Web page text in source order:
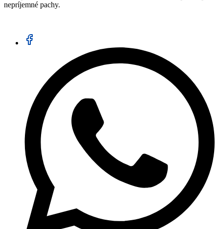
nepríjemné pachy.